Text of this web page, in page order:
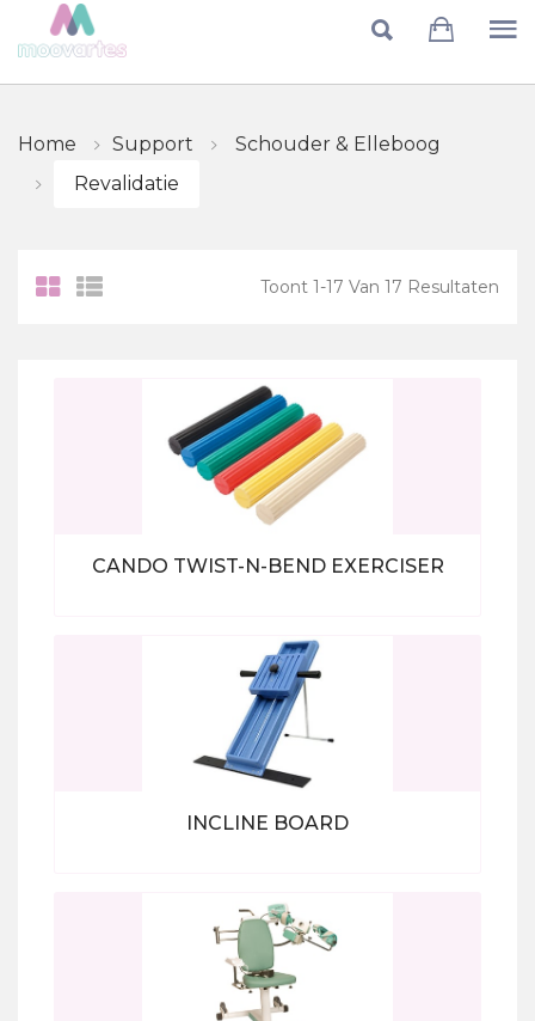
Skip to main content
Home Support
Schouder & Elleboog
Revalidatie
Toont 1-17 Van 17 Resultaten
CANDO TWIST-N-BEND EXERCISER
Bekijk alle producten
INCLINE BOARD
Bekijk alle producten